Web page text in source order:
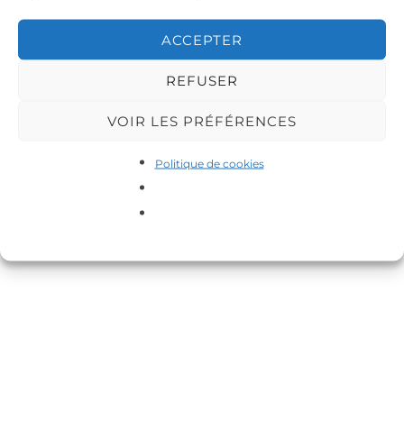
ACCEPTER
REFUSER
VOIR LES PRÉFÉRENCES
Politique de cookies
Inspiro ThemeparWPZOOM